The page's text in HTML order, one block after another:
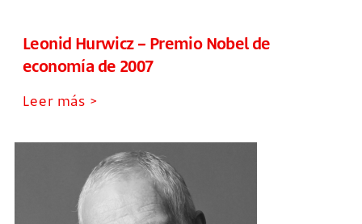
Leonid Hurwicz – Premio Nobel de
economía de 2007
Leer más >